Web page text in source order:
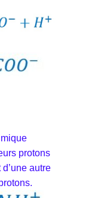
protons
autre